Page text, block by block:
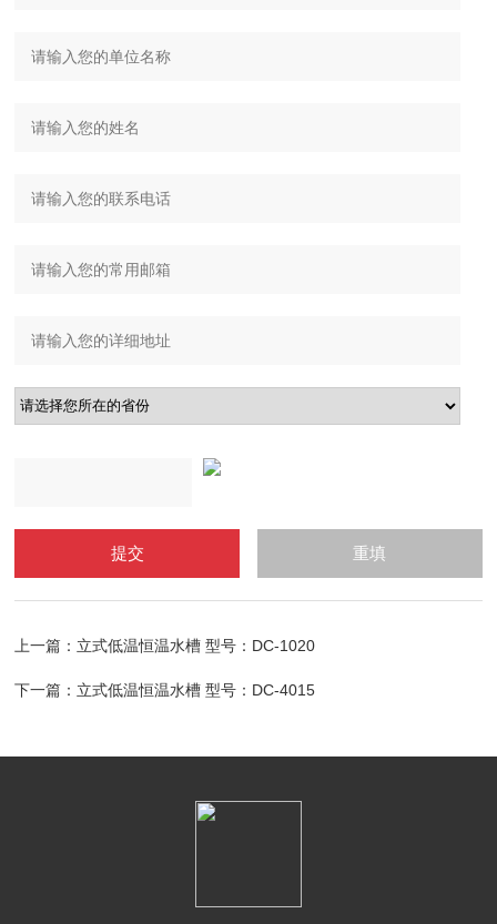
上一篇： 立式低温恒温水槽 型号：DC-1020
下一篇： 立式低温恒温水槽 型号：DC-4015